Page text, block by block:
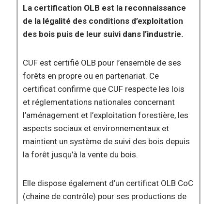
La certification OLB est la reconnaissance
de la légalité des conditions d’exploitation
des bois puis de leur suivi dans l’industrie.
CUF est certifié OLB pour l’ensemble de ses
forêts en propre ou en partenariat. Ce
certificat confirme que CUF respecte les lois
et réglementations nationales concernant
l’aménagement et l’exploitation forestière, les
aspects sociaux et environnementaux et
maintient un système de suivi des bois depuis
la forêt jusqu’à la vente du bois.
Elle dispose également d’un certificat OLB CoC
(chaine de contrôle) pour ses productions de